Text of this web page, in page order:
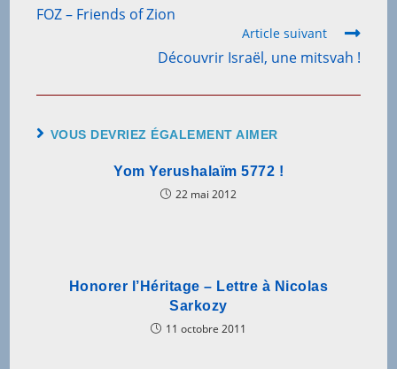
articles
FOZ – Friends of Zion
Article suivant
Découvrir Israël, une mitsvah !
VOUS DEVRIEZ ÉGALEMENT AIMER
Yom Yerushalaïm 5772 !
22 mai 2012
Honorer l’Héritage – Lettre à Nicolas
Sarkozy
11 octobre 2011